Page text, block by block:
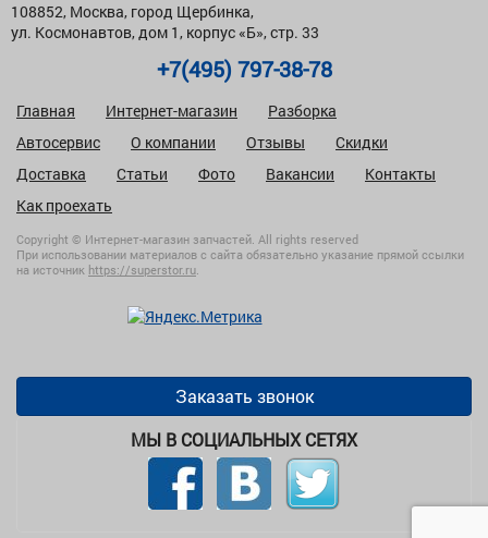
108852, Москва, город Щербинка,
ул. Космонавтов, дом 1, корпус «Б», стр. 33
+7(495) 797-38-78
Главная Интернет-магазин
Разборка
Автосервис
О компании Отзывы
Скидки
Доставка
Статьи Фото Вакансии
Контакты
Как проехать
Copyright © Интернет-магазин запчастей. All rights reserved
При использовании материалов с сайта обязательно указание прямой ссылки
на источник https://superstor.ru.
Заказать звонок
МЫ В СОЦИАЛЬНЫХ СЕТЯХ